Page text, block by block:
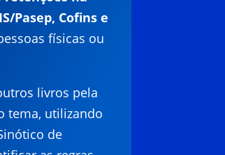
Pasep, Cofins e
físicas ou
livros pela
tema, utilizando
de